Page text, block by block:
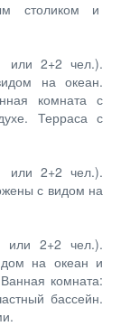
столиком и
или 2+2 чел.).
на океан.
комната с
Терраса с
или 2+2 чел.).
с видом на
или 2+2 чел.).
на океан и
комната:
бассейн.